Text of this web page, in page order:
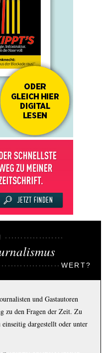
WERT?
und Gastautoren
zu den Fragen der Zeit. Zu
dargestellt oder unter